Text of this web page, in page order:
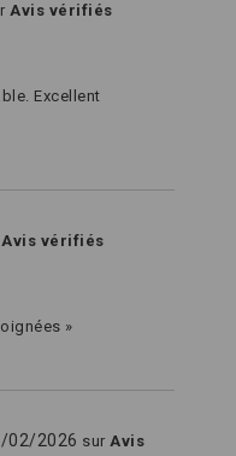
Avis vérifiés
Excellent
Avis vérifiés
»
02/2026 surAvis